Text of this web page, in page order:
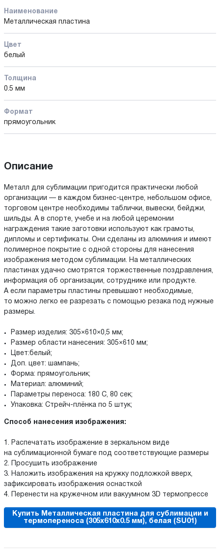
Наименование
Металлическая пластина
Цвет
белый
Толщина
0.5 мм
Формат
прямоугольник
Описание
Металл для сублимации пригодится практически любой
организации — в каждом бизнес-центре, небольшом офисе,
торговом центре необходимы таблички, вывески, бейджи,
шильды. А в спорте, учебе и на любой церемонии
награждения такие заготовки используют как грамоты,
дипломы и сертификаты. Они сделаны из алюминия и имеют
полимерное покрытие с одной стороны для нанесения
изображения методом сублимации. На металлических
пластинах удачно смотрятся торжественные поздравления,
информация об организации, сотруднике или продукте.
А если параметры пластины превышают необходимые,
то можно легко ее разрезать с помощью резака под нужные
размеры.
Размер изделия: 305×610×0,5 мм;
Размер области нанесения: 305×610 мм;
Цвет:белый;
Доп. цвет: шампань;
Форма: прямоугольник;
Материал: алюминий;
Параметры переноса: 180 С, 80 сек;
Упаковка: Стрейч-плёнка по 5 штук;
Способ нанесения изображения:
1. Распечатать изображение в зеркальном виде
на сублимационной бумаге под соответствующие размеры
2. Просушить изображение
3. Наложить изображения на кружку подложкой вверх,
зафиксировать изображения оснасткой
4. Перенести на кружечном или вакуумном 3D термопрессе
Купить Металлическая пластина для сублимации и
термопереноса (305х610x0.5 мм), белая (SU01)